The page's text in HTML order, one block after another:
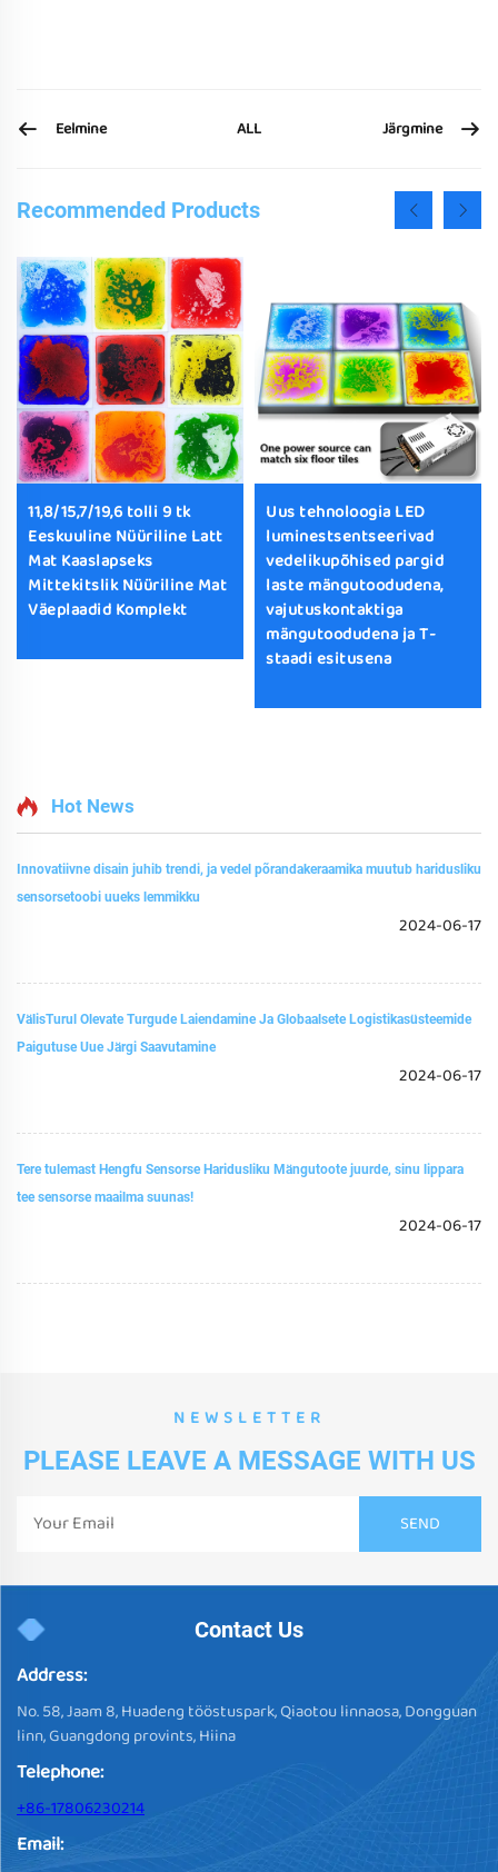
Eelmine ALL Järgmine
Recommended Products
11,8/15,7/19,6 tolli 9 tk
Eeskuuline Nüüriline Latt
Mat Kaaslapseks
Mittekitslik Nüüriline Mat
Väeplaadid Komplekt
Uus tehnoloogia LED
luminestsentseerivad
vedelikupõhised pargid
laste mängutoodudena,
vajutuskontaktiga
mängutoodudena ja T-
staadi esitusena
Hot News
Innovatiivne disain juhib trendi, ja vedel põrandakeraamika muutub haridusliku
sensorsetoobi uueks lemmikku
2024-06-17
VälisTurul Olevate Turgude Laiendamine Ja Globaalsete Logistikasüsteemide
Paigutuse Uue Järgi Saavutamine
2024-06-17
Tere tulemast Hengfu Sensorse Haridusliku Mängutoote juurde, sinu lippara
tee sensorse maailma suunas!
2024-06-17
NEWSLETTER
PLEASE LEAVE A MESSAGE WITH US
Contact Us
Address:
No. 58, Jaam 8, Huadeng tööstuspark, Qiaotou linnaosa, Dongguan
linn, Guangdong provints, Hiina
Telephone:
+86-17806230214
Email: